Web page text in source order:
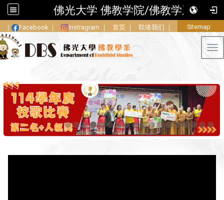
佛光大学 佛教学院/佛教学系
｜ Facebook ｜ Instragram ｜ 首页 ｜ 联络我们 ｜ Sitemap